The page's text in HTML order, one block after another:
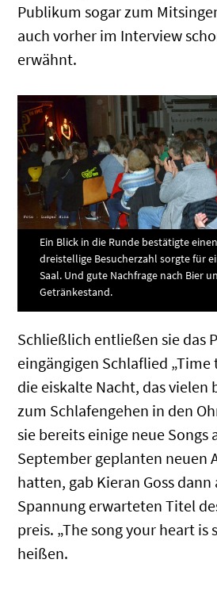
Publikum sogar zum
auch vorher im Interview
erwähnt.
Ein Blick in die Runde bestätigte
dreistellige Besucherzahl sorgte für
Saal. Und gute Nachfrage nach Bier
Getränkestand.
Schließlich entließen sie das
eingängigen Schlaflied „Time
die eiskalte Nacht, das
zum Schlafengehen in den
sie bereits einige neue Songs
September geplanten neuen
hatten, gab Kieran Goss
Spannung erwarteten Titel
preis. „The song your heart is
heißen.